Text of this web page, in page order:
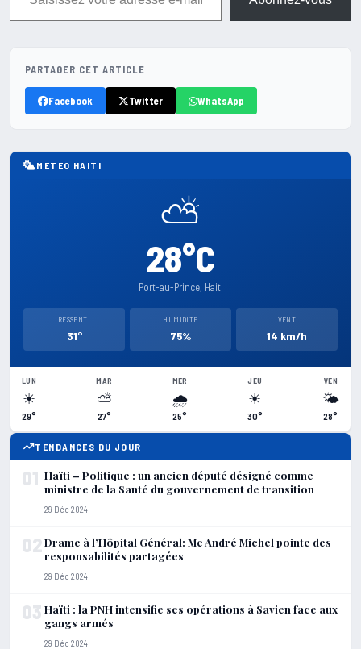
PARTAGER CET ARTICLE
Facebook Twitter WhatsApp
METEO HAITI
⛅
28°C
Port-au-Prince, Haiti
RESSENTI
31°
HUMIDITE
75%
VENT
14 km/h
LUN
☀
29°
MAR
⛅
27°
MER
🌧
25°
JEU
☀
30°
VEN
🌤
28°
TENDANCES DU JOUR
01 Haïti – Politique : un ancien député désigné comme
ministre de la Santé du gouvernement de transition
29 Déc 2024
02Drame à l’Hôpital Général: Me André Michel pointe des
responsabilités partagées
29 Déc 2024
03 Haïti : la PNH intensifie ses opérations à Savien face aux
gangs armés
29 Déc 2024